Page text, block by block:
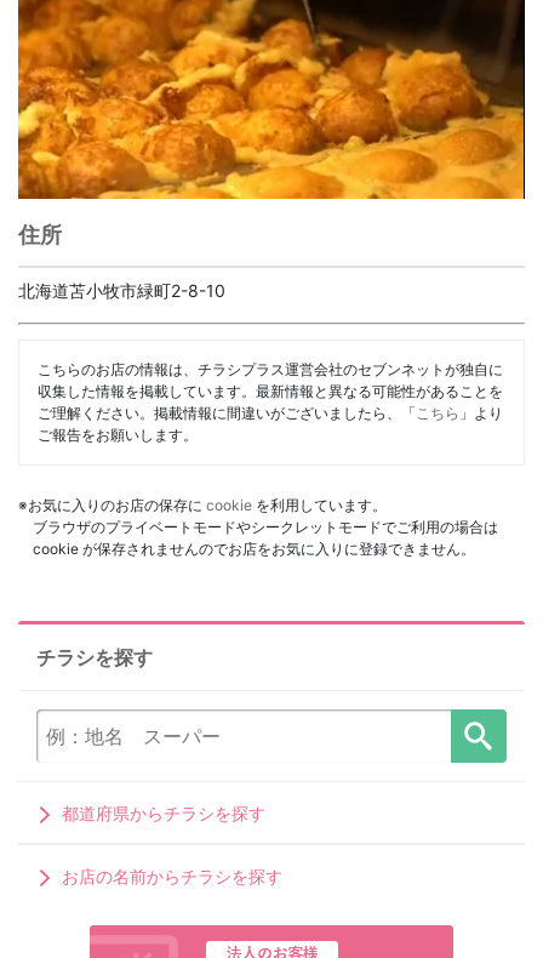
住所
北海道苫小牧市緑町2-8-10
こちらのお店の情報は、チラシプラス運営会社のセブンネットが独自に
収集した情報を掲載しています。最新情報と異なる可能性があることを
ご理解ください。掲載情報に間違いがございましたら、「 こちら 」より
ご報告をお願いします。
※お気に入りのお店の保存に cookie を利用しています。
ブラウザのプライベートモードやシークレットモードでご利用の場合は
cookie が保存されませんのでお店をお気に入りに登録できません。
チラシを探す
都道府県からチラシを探す
お店の名前からチラシを探す